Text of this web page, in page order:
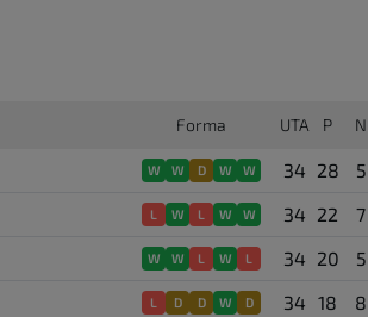
Forma UTA P N
W W D W W 34 28 5
L W L W W 34 22 7
W W L W L 34 20 5
L D D W D 34 18 8